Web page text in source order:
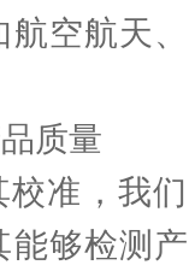
空航天
质量
，我们
够检测